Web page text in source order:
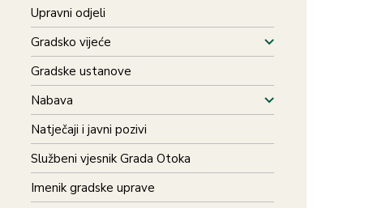
Upravni odjeli
Gradsko vijeće
Gradske ustanove
Nabava
Natječaji i javni pozivi
Službeni vjesnik Grada Otoka
Imenik gradske uprave